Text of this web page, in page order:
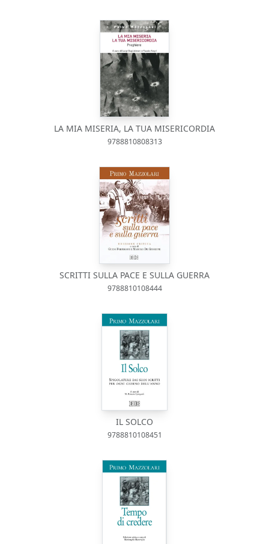
LA MIA MISERIA, LA TUA MISERICORDIA
9788810808313
SCRITTI SULLA PACE E SULLA GUERRA
9788810108444
IL SOLCO
9788810108451